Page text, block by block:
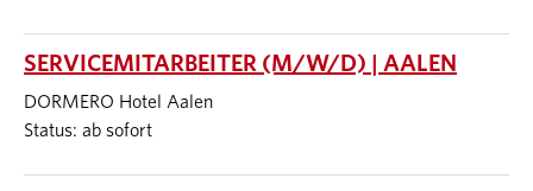
SERVICEMITARBEITER (M/W/D) | AALEN
DORMERO Hotel Aalen
Status: ab sofort